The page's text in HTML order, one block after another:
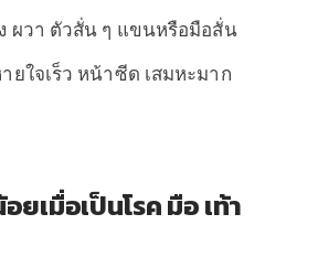
ผวา ตัวสั่น ๆ แขนหรือมือสั่น
ยใจเร็ว หน้าซีด เสมหะมาก
เมื่อเป็นโรค มือ เท้า